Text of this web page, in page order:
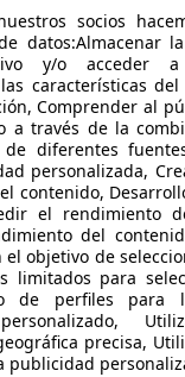
01/2019
Ocasión
Gasolina
- (g/km)
Torrevieja
todas las
socios
datos:Almacenar
y/o acceder
características
Comprender al
a través de la
de diferentes
personalizada,
contenido,
el rendimiento
del
el objetivo de
limitados para
de perfiles para
precisa,
publicidad